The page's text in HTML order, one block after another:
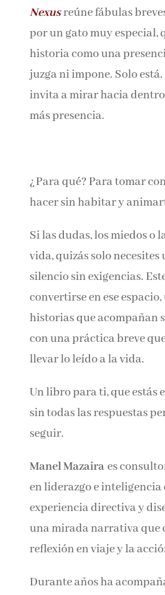
Nexusreúne fábulas
por un gato muy especial,
historia como una
juzga ni impone. Solo está.
invita a mirar hacia
más presencia.
¿Para qué? Para tomar
hacer sin habitar y
Si las dudas, los miedos
vida, quizás solo necesites
silencio sin exigencias.
convertirse en ese
historias que acompañan
con una práctica breve
llevar lo leído a la vida.
Un libro para ti, que estás
sin todas las respuestas
seguir.
Manel Mazairaes
en liderazgo e inteligencia
experiencia directiva y
una mirada narrativa que
reflexión en viaje y la
Durante años ha
Por favor, acepta los